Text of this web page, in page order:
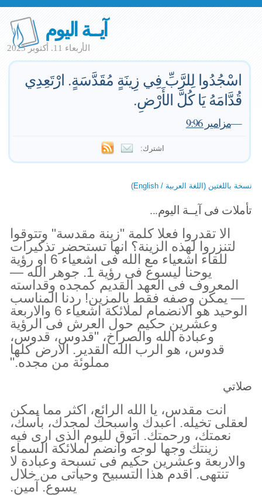
آيــة اليوم
الأربعاء 11. أكتوبر 2023
اسْجُدُوا لِلرَّبِّ فِي زِينَةٍ مُقَدَّسَةٍ. ارْتَعِدِي
قُدَّامَهُ يَا كُلَّ الأَرْضِ.
—مزامير 9:96
اشترك:
نسخة باللغتين (اللغة العربية / English)
تأملات فى آيــة اليوم...
الا تقدروا فعلا كلمة "زينة مقدسة" وتتوقوا
لتنزروا لهذه الزينة؟ انها تستحضر تذكيرات
للقاء اشعياء مع الله فى اشعياء 6 او رؤية
يوحنا ليسوع فى رؤية 1. جوهر الله —
المعروف فى العهد القديم كمجده وقداسته
— يمكن وصفه فقط بالمزين! ردنا المناسب
الوحيد هو الانضمام لملائكة اشعياء 6 والاربعة
وعشرين حكيم حول العرش فى الرؤية
وعبادة الله والصراخ، "قدوس، قدوس،
قدوس، هو الرب الله القدير. الارض كلها
مملوئة من مجده."
صلاتي
انت مقدس، يا الله الرائع، اكثر مما يمكن
لعقلى تخيله. اعبدك واسبحك لمجدك، بأسك،
نعمتك، ورحمتك. اتوق لليوم الذى ارى فيه
زينتك وجها لوجه وانضم لملائكة السماء
والاربعة وعشرين حكيم فى تسبحة وعبادة لا
تنتهى. اقدم هذا التسبيح وحياتى من خلال
يسوع. آمين.